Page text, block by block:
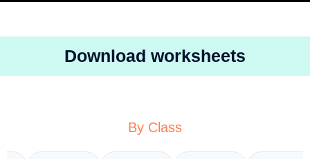
Download worksheets
By Class